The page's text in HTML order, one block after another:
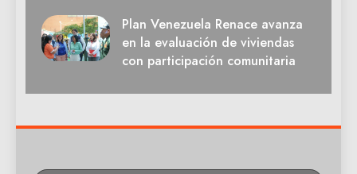
Plan Venezuela Renace avanza
en la evaluación de viviendas
con participación comunitaria